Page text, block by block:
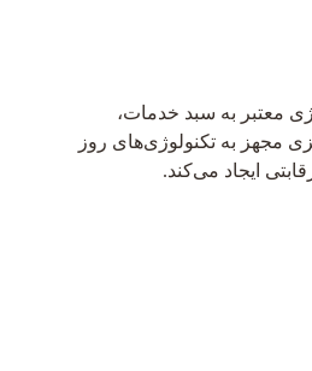
معتبر به سبد خدمات،
مجهز به تکنولوژی‌های روز
ایجاد می‌کند.